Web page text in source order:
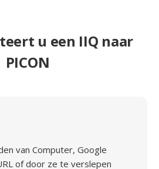
u een IIQ naar
PICON
van Computer, Google
of door ze te verslepen